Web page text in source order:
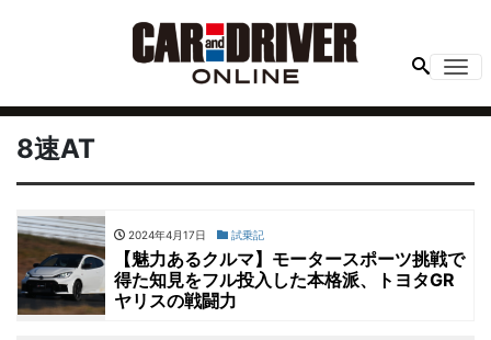
8速AT
2024年4月17日 試乗記
【魅力あるクルマ】モータースポーツ挑戦で
得た知見をフル投入した本格派、トヨタGR
ヤリスの戦闘力